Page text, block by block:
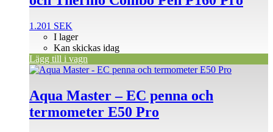
1.201 SEK
I lager
Kan skickas idag
Lägg till i vagn
Aqua Master – EC penna och
termometer E50 Pro